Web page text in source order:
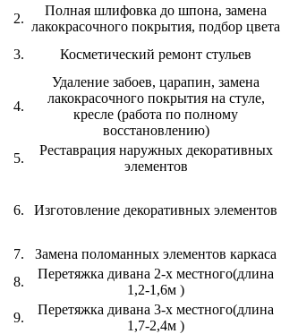
2.
Полная шлифовка до шпона, замена
лакокрасочного покрытия, подбор цвета
3.
Косметический ремонт стульев
4.
Удаление забоев, царапин, замена
лакокрасочного покрытия на стуле,
кресле (работа по полному
восстановлению)
5.
Реставрация наружных декоративных
элементов
6. Изготовление декоративных элементов
7.
Замена поломанных элементов каркаса
8.
Перетяжка дивана 2-х местного(длина
1,2-1,6м )
9.
Перетяжка дивана 3-х местного(длина
1,7-2,4м )